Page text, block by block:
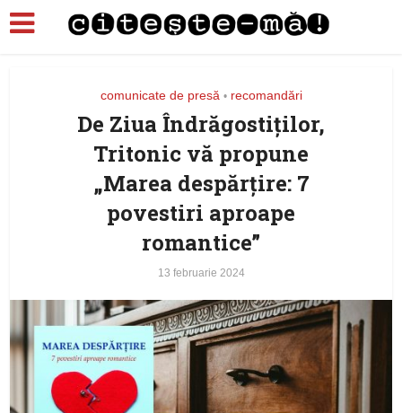
comunicate de presă • recomandări
De Ziua Îndrăgostiților,
Tritonic vă propune
„Marea despărţire: 7
povestiri aproape
romantice”
13 februarie 2024